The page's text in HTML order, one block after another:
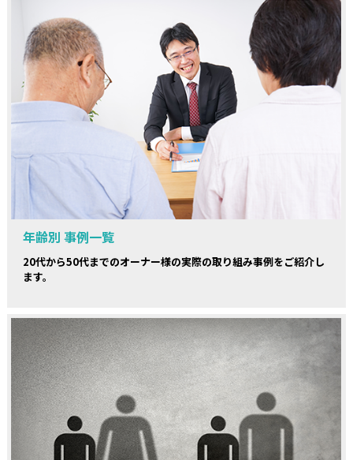
年齢別 事例一覧
20代から50代までのオーナー様の実際の取り組み事例をご紹介し
ます。